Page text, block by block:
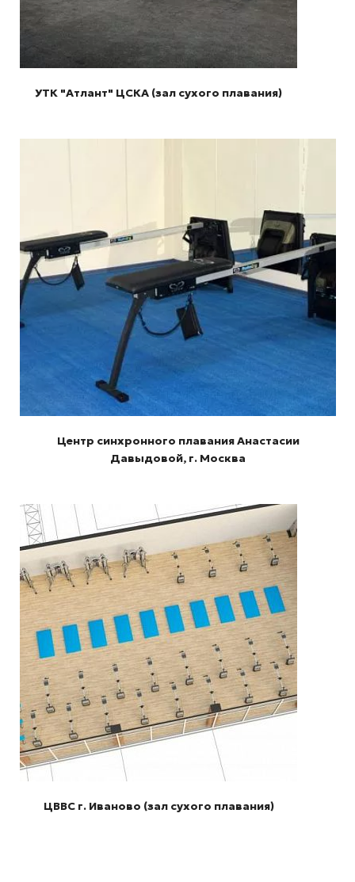
УТК "Атлант" ЦСКА (зал сухого плавания)
Подробнее
Центр синхронного плавания Анастасии
Давыдовой, г. Москва
Подробнее
ЦВВС г. Иваново (зал сухого плавания)